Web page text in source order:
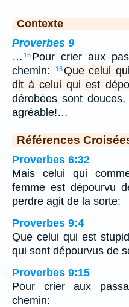
Contexte
Proverbes 9
… 15 Pour crier aux
chemin:
16 Que celui
dit à celui qui est
dérobées sont
agréable!…
Références
Proverbes 6:32
Mais celui qui
femme est dépourvu
perdre agit de la sorte;
Proverbes 9:4
Que celui qui est
qui sont dépourvus de
Proverbes 9:15
Pour crier aux
chemin: